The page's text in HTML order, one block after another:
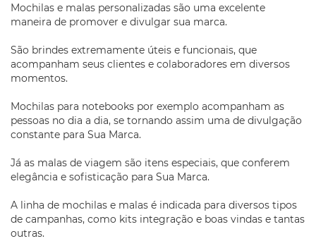
Mochilas e malas personalizadas são uma excelente
maneira de promover e divulgar sua marca.
São brindes extremamente úteis e funcionais, que
acompanham seus clientes e colaboradores em diversos
momentos.
Mochilas para notebooks por exemplo acompanham as
pessoas no dia a dia, se tornando assim uma de divulgação
constante para Sua Marca.
Já as malas de viagem são itens especiais, que conferem
elegância e sofisticação para Sua Marca.
A linha de mochilas e malas é indicada para diversos tipos
de campanhas, como kits integração e boas vindas e tantas
outras.